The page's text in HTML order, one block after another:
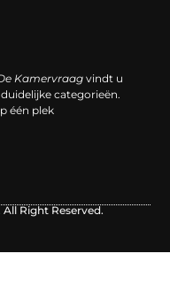
Kamervraag vindt u
categorieën.
één plek
All Right Reserved.